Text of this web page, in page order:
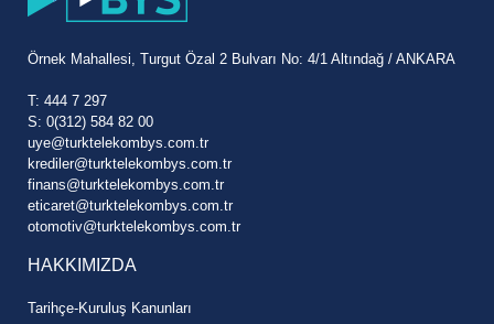
Örnek Mahallesi, Turgut Özal 2 Bulvarı No: 4/1 Altındağ / ANKARA
T: 444 7 297
S: 0(312) 584 82 00
uye@turktelekombys.com.tr
krediler@turktelekombys.com.tr
finans@turktelekombys.com.tr
eticaret@turktelekombys.com.tr
otomotiv@turktelekombys.com.tr
HAKKIMIZDA
Tarihçe-Kuruluş Kanunları